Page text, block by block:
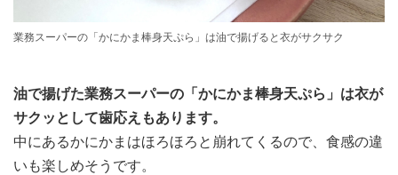
業務スーパーの「かにかま棒身天ぷら」は油で揚げると衣がサクサク
油で揚げた業務スーパーの「かにかま棒身天ぷら」は衣が
サクッとして歯応えもあります。
中にあるかにかまはほろほろと崩れてくるので、食感の違
いも楽しめそうです。